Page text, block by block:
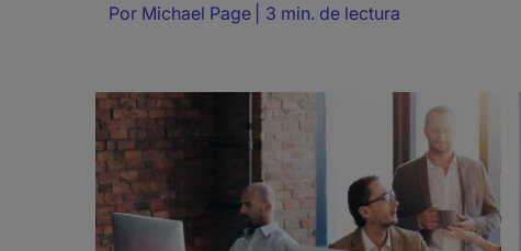
Por Michael Page 3 min. de lectura